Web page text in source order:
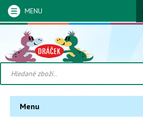
MENU
Menu